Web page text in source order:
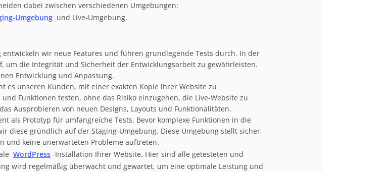
dabei zwischen verschiedenen Umgebungen:
Umgebung und Live-Umgebung.
entwickeln wir neue Features und führen grundlegende Tests durch. In der
um die Integrität und Sicherheit der Entwicklungsarbeit zu gewährleisten.
Entwicklung und Anpassung.
es unseren Kunden, mit einer exakten Kopie ihrer Website zu
Funktionen testen, ohne das Risiko einzugehen, die Live-Website zu
Ausprobieren von neuen Designs, Layouts und Funktionalitäten.
als Prototyp für umfangreiche Tests. Bevor komplexe Funktionen in die
diese gründlich auf der Staging-Umgebung. Diese Umgebung stellt sicher,
und keine unerwarteten Probleme auftreten.
WordPress -Installation Ihrer Website. Hier sind alle getesteten und
wird regelmäßig überwacht und gewartet, um eine optimale Leistung und